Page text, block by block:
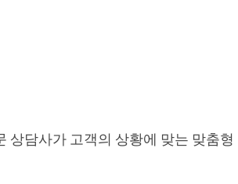
상담사가 고객의 상황에 맞는 맞춤형